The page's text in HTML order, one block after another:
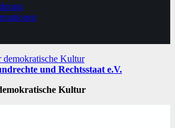
und Rechtsstaat e.V.
Kultur